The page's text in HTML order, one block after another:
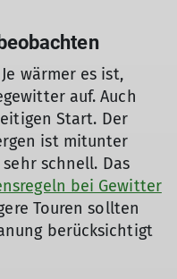
wärmer es ist,
auf. Auch
Start. Der
ist mitunter
schnell. Das
bei Gewitter
Touren sollten
berücksichtigt